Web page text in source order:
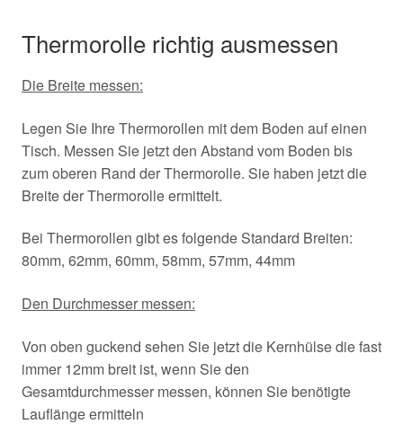
Thermorolle richtig ausmessen
Die Breite messen:
Legen Sie Ihre Thermorollen mit dem Boden auf einen
Tisch. Messen Sie jetzt den Abstand vom Boden bis
zum oberen Rand der Thermorolle. Sie haben jetzt die
Breite der Thermorolle ermittelt.
Bei Thermorollen gibt es folgende Standard Breiten:
80mm, 62mm, 60mm, 58mm, 57mm, 44mm
Den Durchmesser messen:
Von oben guckend sehen Sie jetzt die Kernhülse die fast
immer 12mm breit ist, wenn Sie den
Gesamtdurchmesser messen, können Sie benötigte
Lauflänge ermitteln